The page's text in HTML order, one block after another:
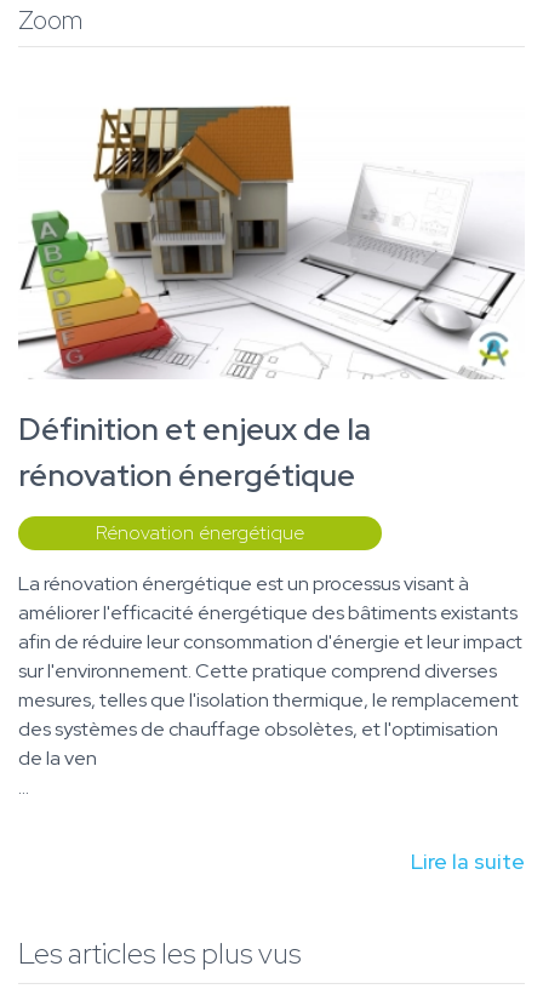
Zoom
Définition et enjeux de la
rénovation énergétique
Rénovation énergétique
La rénovation énergétique est un processus visant à
améliorer l'efficacité énergétique des bâtiments existants
afin de réduire leur consommation d'énergie et leur impact
sur l'environnement. Cette pratique comprend diverses
mesures, telles que l'isolation thermique, le remplacement
des systèmes de chauffage obsolètes, et l'optimisation
de la ven
...
Lire la suite
Les articles les plus vus